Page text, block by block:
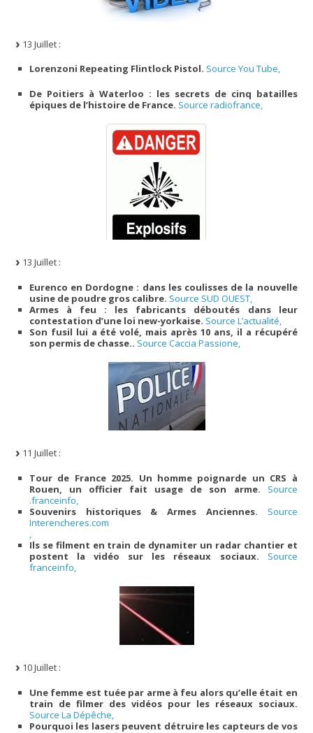
13 Juillet :
Lorenzoni Repeating Flintlock Pistol. Source You Tube,
De Poitiers à Waterloo : les secrets de cinq batailles
épiques de l’histoire de France. Source radiofrance,
13 Juillet :
Eurenco en Dordogne : dans les coulisses de la nouvelle
usine de poudre gros calibre. Source SUD OUEST,
Armes à feu : les fabricants déboutés dans leur
contestation d’une loi new-yorkaise. Source L’actualité,
Son fusil lui a été volé, mais après 10 ans, il a récupéré
son permis de chasse.. Source Caccia Passione,
11 Juillet :
Tour de France 2025. Un homme poignarde un CRS à
Rouen, un officier fait usage de son arme. Source
.franceinfo,
Souvenirs historiques & Armes Anciennes. Source
Interencheres.com
,
Ils se filment en train de dynamiter un radar chantier et
postent la vidéo sur les réseaux sociaux. Source
franceinfo,
10 Juillet :
Une femme est tuée par arme à feu alors qu’elle était en
train de filmer des vidéos pour les réseaux sociaux.
Source La Dépêche,
Pourquoi les lasers peuvent détruire les capteurs de vos